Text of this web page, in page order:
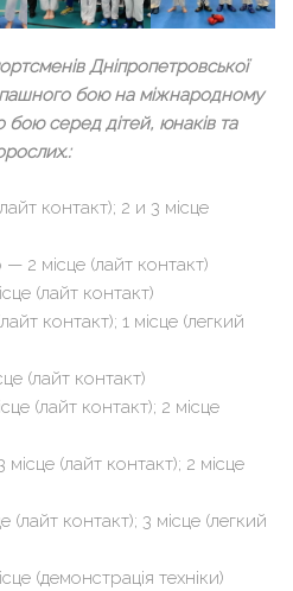
Дніпропетровської
бою на міжнародному
бою серед дітей, юнаків та
контакт); 2 и 3 місце
2 місце (лайт контакт)
(лайт контакт)
контакт); 1 місце (легкий
(лайт контакт)
(лайт контакт); 2 місце
(лайт контакт); 2 місце
(лайт контакт); 3 місце (легкий
(демонстрація техніки)